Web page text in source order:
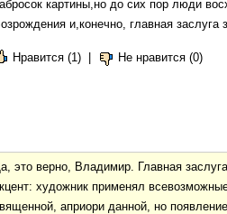
картины,но до сих пор люди
и,конечно, главная
Нравится (1) Не нравится (0)
это верно, Владимир. Главная
художник применял
априори данной, но